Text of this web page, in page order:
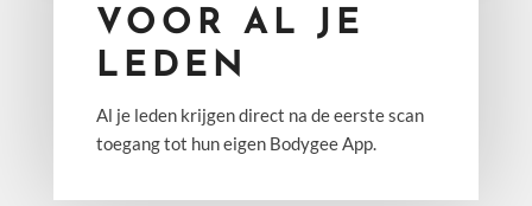
VOOR AL JE
LEDEN
Al je leden krijgen direct na de eerste scan
toegang tot hun eigen Bodygee App.